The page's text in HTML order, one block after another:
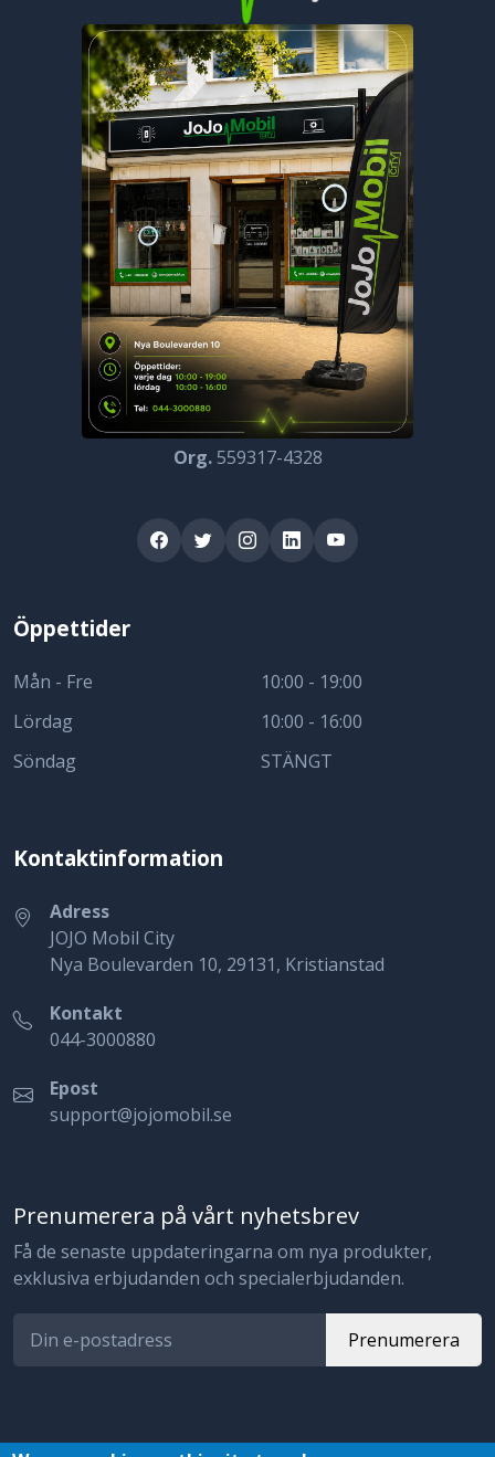
Org.559317-4328
Öppettider
Mån - Fre
Lördag
Söndag
10:00 - 19:00
10:00 - 16:00
STÄNGT
Kontaktinformation
Adress
JOJO Mobil City
Nya Boulevarden 10, 29131, Kristianstad
Kontakt
044-3000880
Epost
support@jojomobil.se
Prenumerera på vårt nyhetsbrev
Få de senaste uppdateringarna om nya produkter,
exklusiva erbjudanden och specialerbjudanden.
Prenumerera